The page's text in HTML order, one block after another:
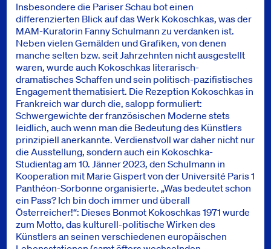
Insbesondere die Pariser Schau bot einen
differenzierten Blick auf das Werk Kokoschkas, was der
MAM-Kuratorin Fanny Schulmann zu verdanken ist.
Neben vielen Gemälden und Grafiken, von denen
manche selten bzw. seit Jahrzehnten nicht ausgestellt
waren, wurde auch Kokoschkas literarisch-
dramatisches Schaffen und sein politisch-pazifistisches
Engagement thematisiert. Die Rezeption Kokoschkas in
Frankreich war durch die, salopp formuliert:
Schwergewichte der französischen Moderne stets
leidlich, auch wenn man die Bedeutung des Künstlers
prinzipiell anerkannte. Verdienstvoll war daher nicht nur
die Ausstellung, sondern auch ein Kokoschka-
Studientag am 10. Jänner 2023, den Schulmann in
Kooperation mit Marie Gispert von der Université Paris 1
Panthéon-Sorbonne organisierte. „Was bedeutet schon
ein Pass? Ich bin doch immer und überall
Österreicher!“: Dieses Bonmot Kokoschkas 1971 wurde
zum Motto, das kulturell-politische Wirken des
Künstlers an seinen verschiedenen europäischen